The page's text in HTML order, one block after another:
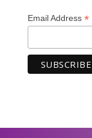
Email Address *